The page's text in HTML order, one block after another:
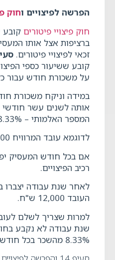
הפרשה לפיצויים וחוק
חוק פיצויי פיטורים
ברציפות אצל אותו
זכאי לפיצויי פיטורים.
קובע ששיעור כספי
על משכורת חודש עבור
אותה לשנים עשר
המספר האלמותי – 8.33%.
לדוגמא עובד המרוויח 12,000 ש"ח בחודש
רכיב הפיצויים.
לאחר שנת עבודה יצברו
העובד 12,000 ש"ח.
למרות שצריך לשלם
שנת עבודה לא נקבע
8.33% מהשכר בכל חודש לרכיב הפיצויים.